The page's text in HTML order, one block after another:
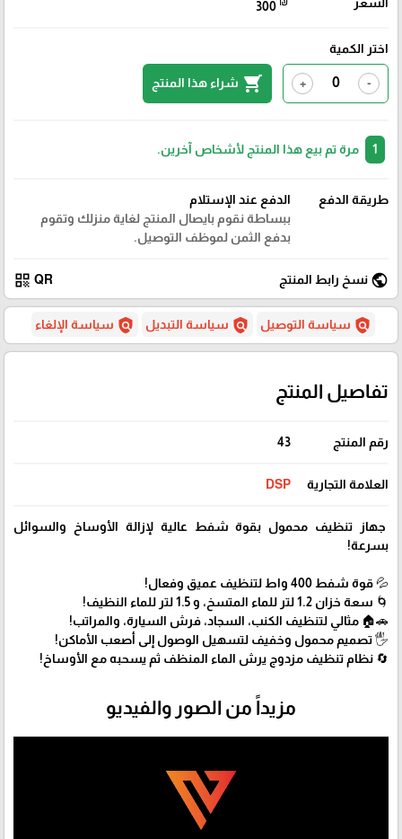
السعر 300
اختر الكمية
-
+
shopping_cart شراء هذا المنتج
مرة تم بيع هذا المنتج لأشخاص آخرين.
طريقة الدفع
الدفع عند الإستلام
ببساطة نقوم بايصال المنتج لغاية منزلك وتقوم
بدفع الثمن لموظف التوصيل.
public نسخ رابط المنتج QR
qr_code
policy سياسة التوصيل policy سياسة التبديل policy سياسة الإلغاء
تفاصيل المنتج
رقم المنتج 43
العلامة التجارية DSP
جهاز تنظيف محمول بقوة شفط عالية لإزالة الأوساخ والسوائل
بسرعة!
💦 قوة شفط 400 واط لتنظيف عميق وفعال!
🌀 سعة خزان 1.2 لتر للماء المتسخ، و 1.5 لتر للماء النظيف!
🚗🏠 مثالي لتنظيف الكنب، السجاد، فرش السيارة، والمراتب!
🖐️ تصميم محمول وخفيف لتسهيل الوصول إلى أصعب الأماكن!
🔄 نظام تنظيف مزدوج يرش الماء المنظف ثم يسحبه مع الأوساخ!
مزيداً من الصور والفيديو